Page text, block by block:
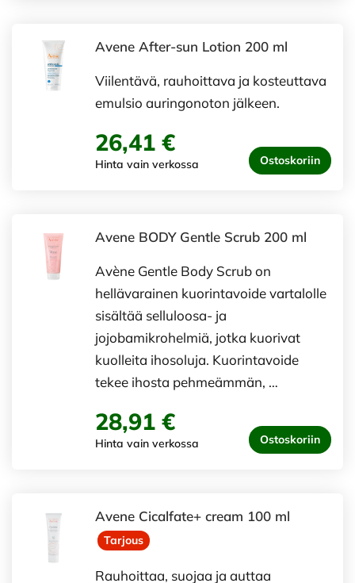
Avene After-sun Lotion 200 ml
Viilentävä, rauhoittava ja kosteuttava
emulsio auringonoton jälkeen.
26,41 €
Hinta vain verkossa Ostoskoriin
Avene BODY Gentle Scrub 200 ml
Avène Gentle Body Scrub on
hellävarainen kuorintavoide vartalolle
sisältää selluloosa- ja
jojobamikrohelmiä, jotka kuorivat
kuolleita ihosoluja. Kuorintavoide
tekee ihosta pehmeämmän, …
28,91 €
Hinta vain verkossa Ostoskoriin
Avene Cicalfate+ cream 100 ml
Tarjous
Rauhoittaa, suojaa ja auttaa